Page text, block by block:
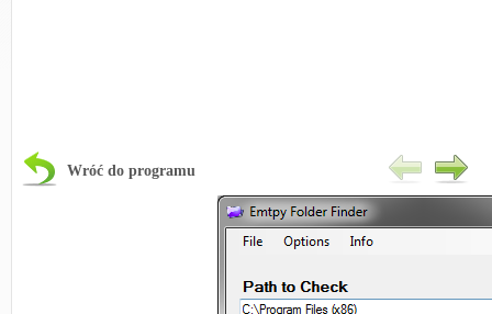
Wróć do programu